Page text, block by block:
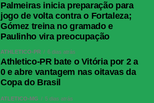
Palmeiras inicia preparação para
jogo de volta contra o Fortaleza;
Gómez treina no gramado e
Paulinho vira preocupação
ATHLETICO-PR 6 dias atrás
Athletico-PR bate o Vitória por 2 a
0 e abre vantagem nas oitavas da
Copa do Brasil
ATLÉTICO-MG 5 dias atrás